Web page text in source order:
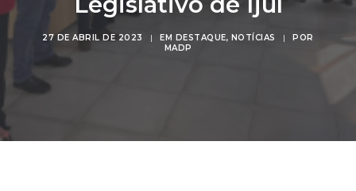
Gestão do Arquivo Fidene
27 DE ABRIL DE 2023 | EM DESTAQUE, NOTÍCIAS |
POR
MADP